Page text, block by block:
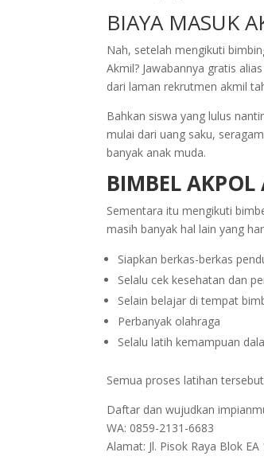
BIAYA MASUK
Nah, setelah mengikuti
Akmil? Jawabannya gratis
dari laman rekrutmen akmil
Bahkan siswa yang lulus
mulai dari uang saku,
banyak anak muda.
BIMBEL
Sementara itu mengikuti
masih banyak hal lain yang
Siapkan berkas-berkas
Selalu cek kesehatan dan
Selain belajar di tempat
Perbanyak olahraga
Selalu latih kemampuan
Semua proses latihan
Daftar dan wujudkan
WA: 0859-2131-6683
Alamat: Jl. Pisok Raya Blok